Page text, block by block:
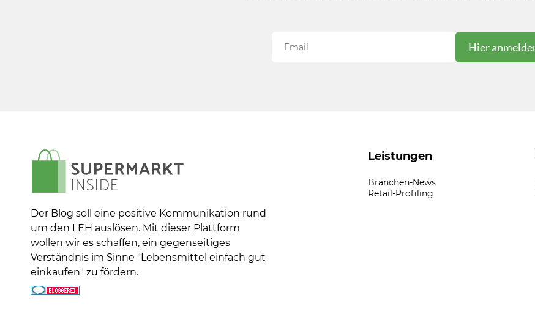
Der Blog soll eine positive Kommunikation rund
um den LEH auslösen. Mit dieser Plattform
wollen wir es schaffen, ein gegenseitiges
Verständnis im Sinne "Lebensmittel einfach gut
einkaufen" zu fördern.
Leistungen
Branchen-News
Retail-Profiling